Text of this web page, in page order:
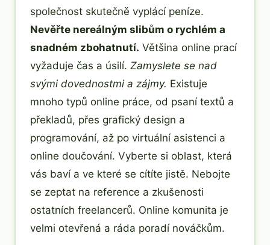
společnost skutečně vyplácí peníze.
Nevěřte nereálným slibům o rychlém a
snadném zbohatnutí. Většina online prací
vyžaduje čas a úsilí. Zamyslete se nad
svými dovednostmi a zájmy. Existuje
mnoho typů online práce, od psaní textů a
překladů, přes grafický design a
programování, až po virtuální asistenci a
online doučování. Vyberte si oblast, která
vás baví a ve které se cítíte jistě. Nebojte
se zeptat na reference a zkušenosti
ostatních freelancerů. Online komunita je
velmi otevřená a ráda poradí nováčkům.